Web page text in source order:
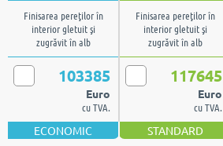
Finisarea pereţilor în
interior gletuit şi
zugrăvit în alb
Finisarea pereţilor în
interior gletuit şi
zugrăvit în alb
103385
Euro
cu TVA.
117645
Euro
cu TVA.
ECONOMIC STANDARD